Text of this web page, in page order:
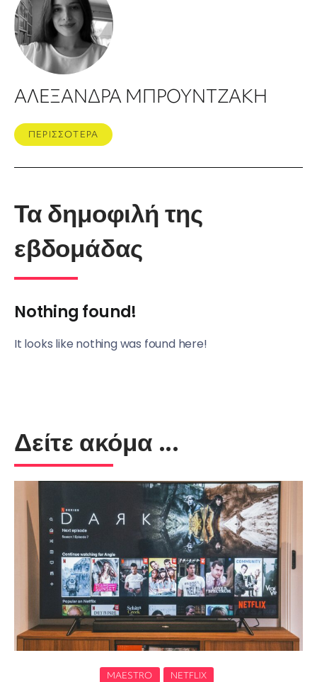
ΑΛΕΞΑΝΔΡΑ ΜΠΡΟΥΝΤΖΑΚΗ
ΠΕΡΙΣΣΟΤΕΡΑ
Τα δημοφιλή της
εβδομάδας
Nothing found!
It looks like nothing was found here!
Δείτε ακόμα ...
MAESTRO NETFLIX